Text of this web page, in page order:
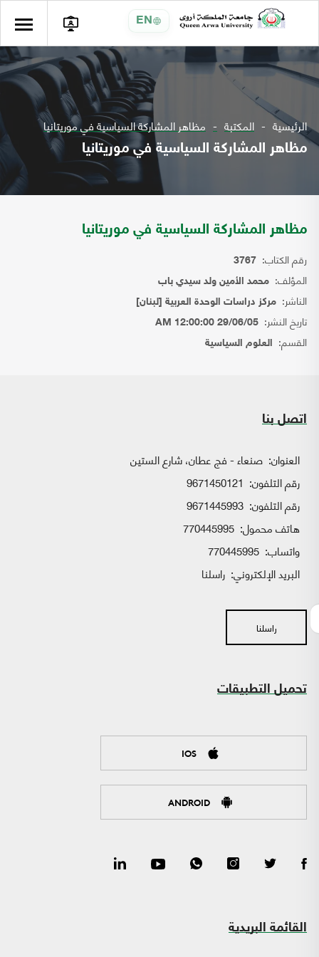
EN
الرئيسية المكتبة مظاهر المشاركة السياسية في موريتانيا
مظاهر المشاركة السياسية في موريتانيا
مظاهر المشاركة السياسية في موريتانيا
رقم الكتاب: 3767
المؤلف: محمد الأمين ولد سيدي باب
الناشر: مركز دراسات الوحدة العربية [لبنان]
تاريخ النشر: 29/06/05 12:00:00 AM
القسم: العلوم السياسية
اتصل بنا
العنوان: صنعاء - فج عطان، شارع الستين
رقم التلفون: 9671450121
رقم التلفون: 9671445993
هاتف محمول: 770445995
واتساب:
البريد الإلكتروني: راسلنا
راسلنا
تحميل التطبيقات
IOS
ANDROID
القائمة البريدية